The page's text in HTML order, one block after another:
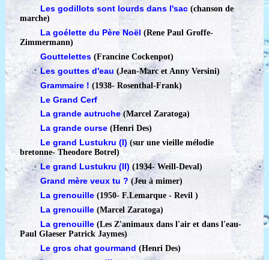
Les godillots sont lourds dans l'sac (chanson de
marche)
La goélette du Père Noël(Rene Paul Groffe-
Zimmermann)
Gouttelettes (Francine Cockenpot)
Les gouttes d'eau (Jean-Marc et Anny Versini)
Grammaire !(1938-Rosenthal-Frank)
Le Grand Cerf
La grande autruche (Marcel Zaratoga)
La grande ourse (Henri Des)
Le grand Lustukru (I)(sur une vieille mélodie
bretonne-Theodore Botrel)
Le grand Lustukru (II) (1934-Weill-Deval)
Grand mère veux tu ? (Jeu à mimer)
La grenouille (1950-F.Lemarque - Revil )
La grenouille (Marcel Zaratoga)
La grenouille(Les Z'animaux dans l'air et dans l'eau-
Paul Glaeser Patrick Jaymes)
Le gros chat gourmand (Henri Des)